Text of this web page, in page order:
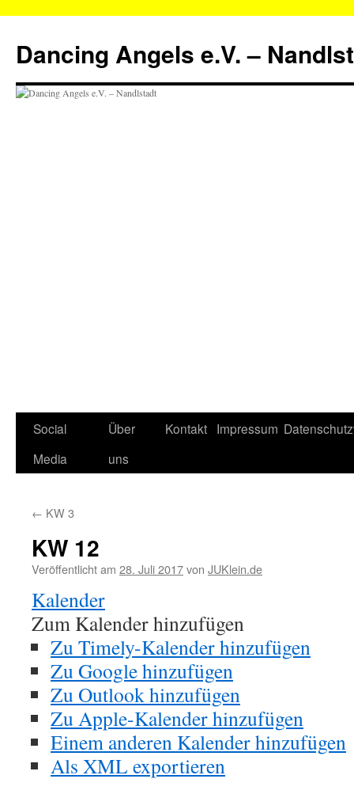
springen
Dancing Angels e.V. –
Social
Media
Über
uns
Kontakt Impressum
← KW 3
KW 12
Veröffentlicht am 28. Juli 2017von JUKlein.de
Kalender
Zum Kalender hinzufügen
Zu Timely-Kalender hinzufügen
Zu Google hinzufügen
Zu Outlook hinzufügen
Zu Apple-Kalender hinzufügen
Einem anderen Kalender hinzufügen
Als XML exportieren